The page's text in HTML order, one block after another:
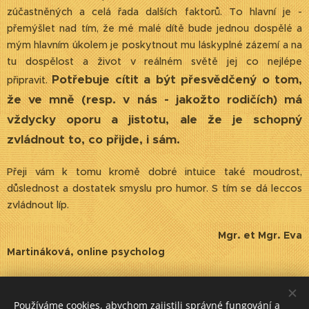
zúčastněných a celá řada dalších faktorů. To hlavní je -
přemýšlet nad tím, že mé malé dítě bude jednou dospělé a
mým hlavním úkolem je poskytnout mu láskyplné zázemí a na
tu dospělost a život v reálném světě jej co nejlépe
připravit.Potřebuje cítit a být přesvědčený o tom,
že ve mně (resp. v nás - jakožto rodičích) má
vždycky oporu a jistotu, ale že je schopný
zvládnout to, co přijde, i sám.
Přeji vám k tomu kromě dobré intuice také moudrost,
důslednost a dostatek smyslu pro humor. S tím se dá leccos
zvládnout líp.
Mgr. et Mgr. Eva
Martináková, online psycholog
Share
Používáme cookies, abychom zajistili správné fungování a